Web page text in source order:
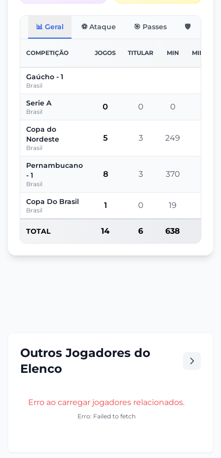
📊 Geral ⚽ Ataque 🎯 Passes 🛡️ Defesa
COMPETIÇÃO JOGOS TITULAR MIN MIN/
Gaúcho - 1
Brasil
Serie A
Brasil
0 0 0
Copa do
Nordeste
Brasil
5 3 249
Pernambucano
- 1
Brasil
8 3 370
Copa Do Brasil
Brasil
1 0 19
TOTAL 14 6 638
Outros Jogadores do
Elenco
Erro ao carregar jogadores relacionados.
Erro: Failed to fetch